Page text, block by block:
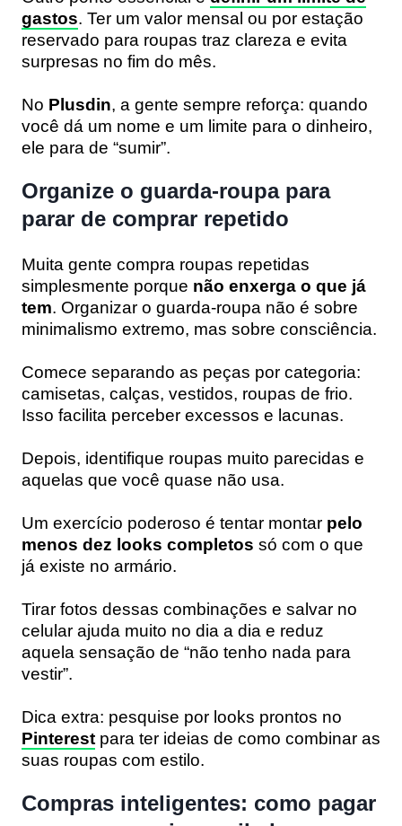
gastos. Ter um valor mensal ou por estação
reservado para roupas traz clareza e evita
surpresas no fim do mês.
No Plusdin, a gente sempre reforça: quando
você dá um nome e um limite para o dinheiro,
ele para de “sumir”.
Organize o guarda-roupa para
parar de comprar repetido
Muita gente compra roupas repetidas
simplesmente porque não enxerga o que já
tem. Organizar o guarda-roupa não é sobre
minimalismo extremo, mas sobre consciência.
Comece separando as peças por categoria:
camisetas, calças, vestidos, roupas de frio.
Isso facilita perceber excessos e lacunas.
Depois, identifique roupas muito parecidas e
aquelas que você quase não usa.
Um exercício poderoso é tentar montar pelo
menos dez looks completos só com o que
já existe no armário.
Tirar fotos dessas combinações e salvar no
celular ajuda muito no dia a dia e reduz
aquela sensação de “não tenho nada para
vestir”.
Dica extra: pesquise por looks prontos no
Pinterest para ter ideias de como combinar as
suas roupas com estilo.
Compras inteligentes: como pagar